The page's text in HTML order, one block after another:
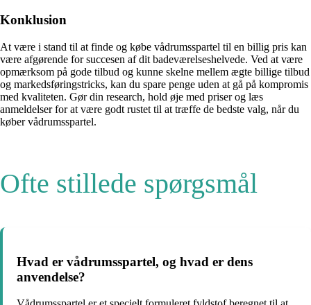
Konklusion
At være i stand til at finde og købe vådrumsspartel til en billig pris kan
være afgørende for succesen af dit badeværelseshelvede. Ved at være
opmærksom på gode tilbud og kunne skelne mellem ægte billige tilbud
og markedsføringstricks, kan du spare penge uden at gå på kompromis
med kvaliteten. Gør din research, hold øje med priser og læs
anmeldelser for at være godt rustet til at træffe de bedste valg, når du
køber vådrumsspartel.
Ofte stillede spørgsmål
Hvad er vådrumsspartel, og hvad er dens
anvendelse?